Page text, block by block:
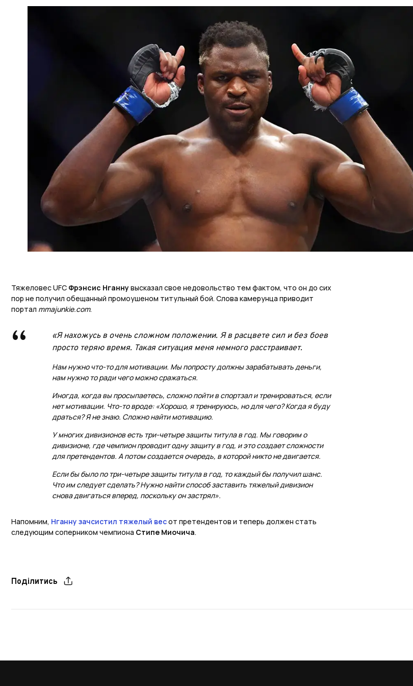
Тяжеловес UFC Фрэнсис Нганнувысказал свое недовольство тем фактом, что он до сих
пор не получил обещанный промоушеном титульный бой. Слова камерунца приводит
портал mmajunkie.com.
«Я нахожусь в очень сложном положении. Я в расцвете сил и без боев
просто теряю время. Такая ситуация меня немного расстраивает.
Нам нужно что-то для мотивации. Мы попросту должны зарабатывать деньги,
нам нужно то ради чего можно сражаться.
Иногда, когда вы просыпаетесь, сложно пойти в спортзал и тренироваться, если
нет мотивации. Что-то вроде: «Хорошо, я тренируюсь, но для чего? Когда я буду
драться? Я не знаю. Сложно найти мотивацию.
У многих дивизионов есть три-четыре защиты титула в год. Мы говорим о
дивизионе, где чемпион проводит одну защиту в год, и это создает сложности
для претендентов. А потом создается очередь, в которой никто не двигается.
Если бы было по три-четыре защиты титула в год, то каждый бы получил шанс.
Что им следует сделать? Нужно найти способ заставить тяжелый дивизион
снова двигаться вперед, поскольку он застрял».
Напомним, Нганну зачсистил тяжелый весот претендентов и теперь должен стать
следующим соперником чемпиона Стипе Миочича.
Поділитись